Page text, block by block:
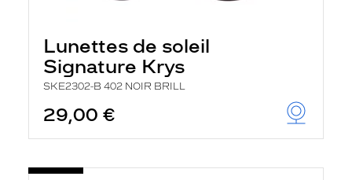
Lunettes de soleil
Signature Krys
SKE2302-B 402 NOIR BRILL
29,00 €